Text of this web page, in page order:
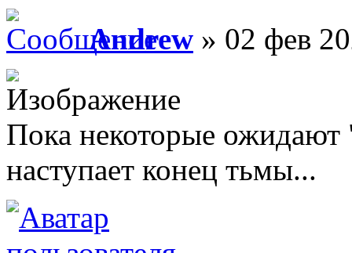
Andrew » 02 фев
Пока некоторые ожидают
наступает конец тьмы...